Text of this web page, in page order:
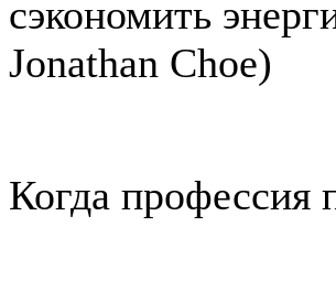
сэкономить
Jonathan Choe)
Когда профессия